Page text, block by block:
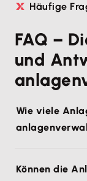
Häufige
FAQ –
und
Wie viele
Können die